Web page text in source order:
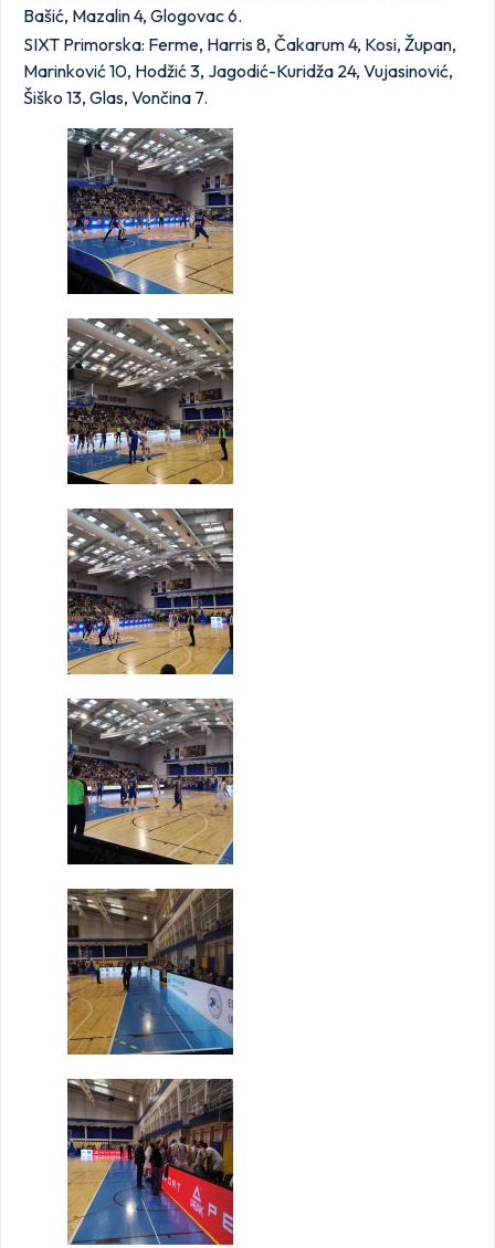
Bašić, Mazalin 4, Glogovac 6.
SIXT Primorska: Ferme, Harris 8, Čakarum 4, Kosi, Župan,
Marinković 10, Hodžić 3, Jagodić-Kuridža 24, Vujasinović,
Šiško 13, Glas, Vončina 7.